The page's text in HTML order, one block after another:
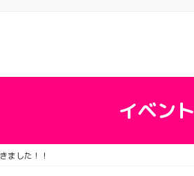
イベント
ました！！